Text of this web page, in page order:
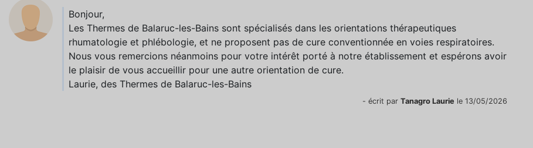
Bonjour,
Les Thermes de Balaruc-les-Bains sont spécialisés dans les orientations thérapeutiques
rhumatologie et phlébologie, et ne proposent pas de cure conventionnée en voies respiratoires.
Nous vous remercions néanmoins pour votre intérêt porté à notre établissement et espérons avoir
le plaisir de vous accueillir pour une autre orientation de cure.
Laurie, des Thermes de Balaruc-les-Bains
- écrit par Tanagro Laurie le 13/05/2026